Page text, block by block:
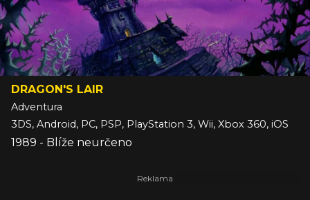
DRAGON'S LAIR
Adventura
3DS, Android, PC, PSP, PlayStation 3, Wii, Xbox 360, iOS
1989 - Blíže neurčeno